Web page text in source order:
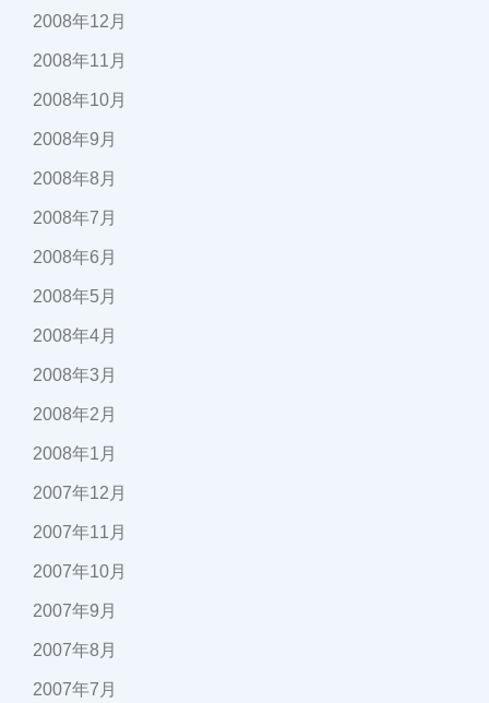
2008年12月
2008年11月
2008年10月
2008年9月
2008年8月
2008年7月
2008年6月
2008年5月
2008年4月
2008年3月
2008年2月
2008年1月
2007年12月
2007年11月
2007年10月
2007年9月
2007年8月
2007年7月